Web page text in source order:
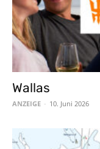
Wallas
ANZEIGE - 10. Juni 2026